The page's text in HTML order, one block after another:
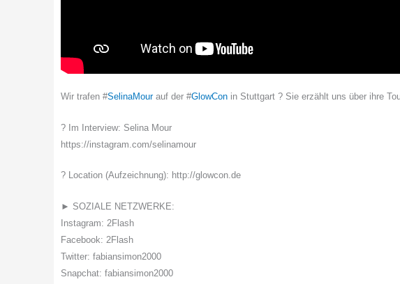
Wir trafen #SelinaMourauf der #GlowCon in Stuttgart ? Sie erzählt uns über ihre
? Im Interview: Selina Mour
https://instagram.com/selinamour
? Location (Aufzeichnung): http://glowcon.de
► SOZIALE NETZWERKE:
Instagram: 2Flash
Facebook: 2Flash
Twitter: fabiansimon2000
Snapchat: fabiansimon2000